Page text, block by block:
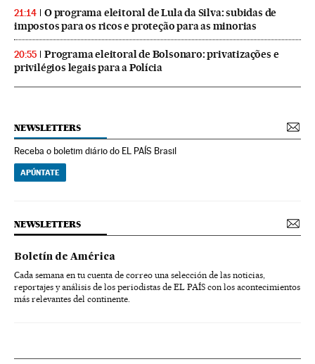
21:14
O programa eleitoral de Lula da Silva: subidas de
impostos para os ricos e proteção para as minorias
20:55
Programa eleitoral de Bolsonaro: privatizações e
privilégios legais para a Polícia
NEWSLETTERS
Receba o boletim diário do EL PAÍS Brasil
APÚNTATE
NEWSLETTERS
Boletín de América
Cada semana en tu cuenta de correo una selección de las noticias,
reportajes y análisis de los periodistas de EL PAÍS con los acontecimientos
más relevantes del continente.